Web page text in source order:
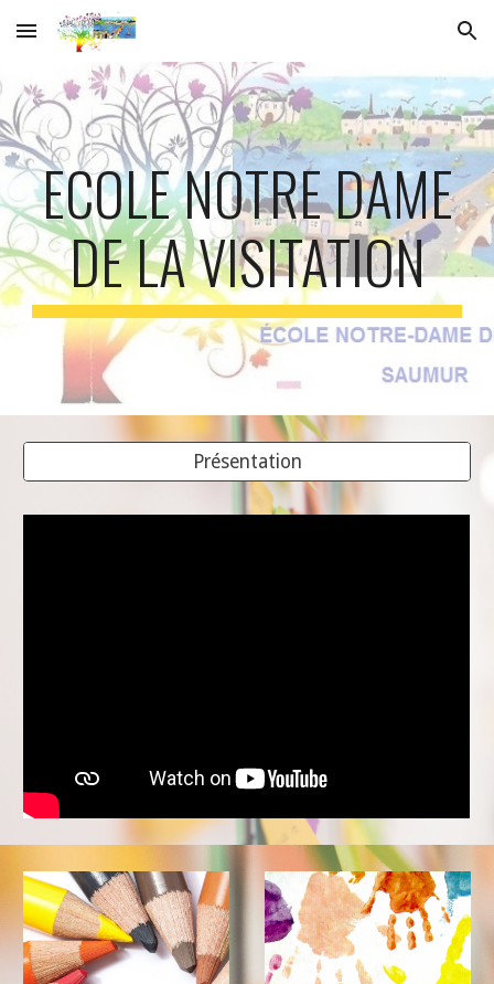
Skip to main content Skip to navigation
ECOLE NOTRE DAME
DE LA VISITATION
Présentation